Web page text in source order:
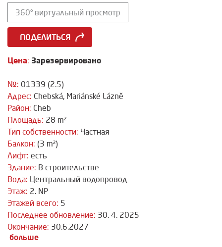
360° виртуальный просмотр
ПОДЕЛИТЬСЯ
Цена: Зарезервировано
№: 01339 (2.5)
Адрес: Chebská, Mariánské Lázně
Район: Cheb
Площадь: 28 m²
Тип собственности: Частная
Балкон: (3 m²)
Лифт: есть
Здание: В строительстве
Вода: Центральный водопровод
Этаж: 2. NP
Этажей всего: 5
Последнее обновление: 30. 4. 2025
Окончание: 30.6.2027
больше